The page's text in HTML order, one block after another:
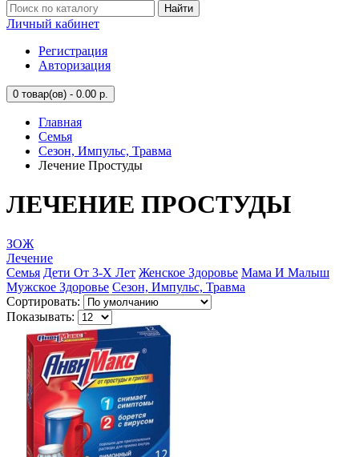
Найти
Личный кабинет
Регистрация
Авторизация
0 товар(ов) - 0.00 р.
Главная
Семья
Сезон, Импульс, Травма
Лечение Простуды
ЛЕЧЕНИЕ ПРОСТУДЫ
ЗОЖ
Лечение
Семья Дети От 3-Х Лет Женское Здоровье Мама И Малыш
Мужское Здоровье Сезон, Импульс, Травма
Сортировать:
Показывать: